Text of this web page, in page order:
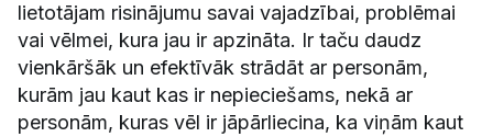
lietotājam risinājumu savai vajadzībai, problēmai
vai vēlmei, kura jau ir apzināta. Ir taču daudz
vienkāršāk un efektīvāk strādāt ar personām,
kurām jau kaut kas ir nepieciešams, nekā ar
personām, kuras vēl ir jāpārliecina, ka viņām kaut